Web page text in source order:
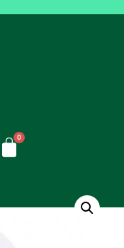
Bivolt
Frio E27 Bivolt